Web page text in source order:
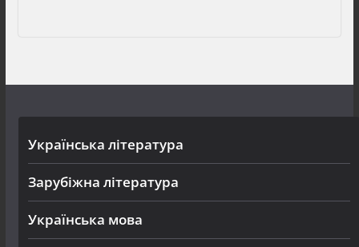
Українська література
Зарубіжна література
Українська мова